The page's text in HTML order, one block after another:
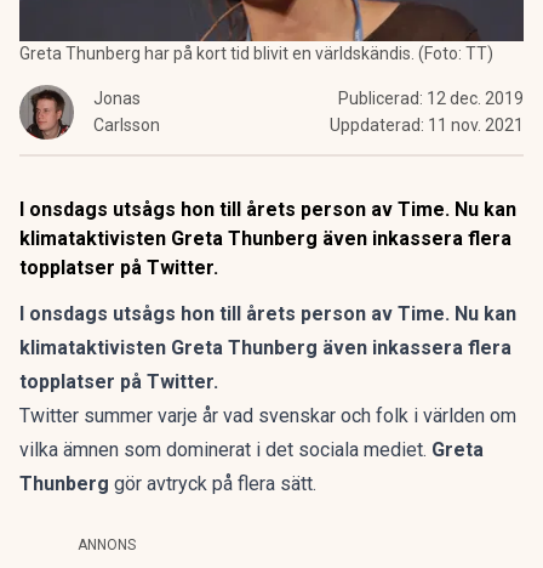
Greta Thunberg har på kort tid blivit en världskändis. (Foto: TT)
Jonas
Carlsson
Publicerad: 12 dec. 2019
Uppdaterad: 11 nov. 2021
I onsdags utsågs hon till årets person av Time. Nu kan
klimataktivisten Greta Thunberg även inkassera flera
topplatser på Twitter.
I onsdags utsågs hon till årets person av Time. Nu kan
klimataktivisten Greta Thunberg även inkassera flera
topplatser på Twitter.
Twitter summer varje år vad svenskar och folk i världen om
vilka ämnen som dominerat i det sociala mediet. Greta
Thunberg gör avtryck på flera sätt.
ANNONS